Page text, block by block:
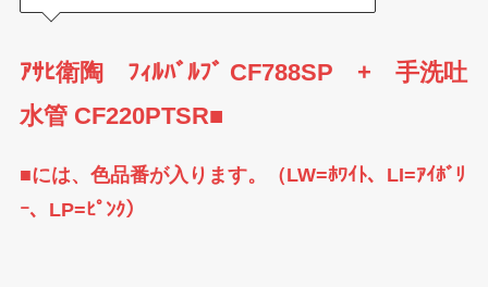
ｱｻﾋ衛陶 ﾌｨﾙﾊﾞﾙﾌﾞ CF788SP + 手洗吐
水管 CF220PTSR■
■には、色品番が入ります。（LW=ﾎﾜｲﾄ、LI=ｱｲﾎﾞﾘ
ｰ、LP=ﾋﾟﾝｸ）